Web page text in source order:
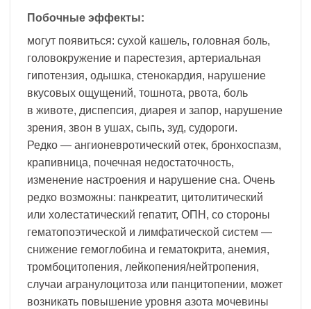
Побочные эффекты:
могут появиться: сухой кашель, головная боль,
головокружение и парестезия, артериальная
гипотензия, одышка, стенокардия, нарушение
вкусовых ощущений, тошнота, рвота, боль
в животе, диспепсия, диарея и запор, нарушение
зрения, звон в ушах, сыпь, зуд, судороги.
Редко — ангионевротический отек, бронхоспазм,
крапивница, почечная недостаточность,
изменение настроения и нарушение сна. Очень
редко возможны: панкреатит, цитолитический
или холестатический гепатит, ОПН, со стороны
гематопоэтической и лимфатической систем —
снижение гемоглобина и гематокрита, анемия,
тромбоцитопения, лейкопения/нейтропения,
случаи агранулоцитоза или панцитопении, может
возникать повышение уровня азота мочевины